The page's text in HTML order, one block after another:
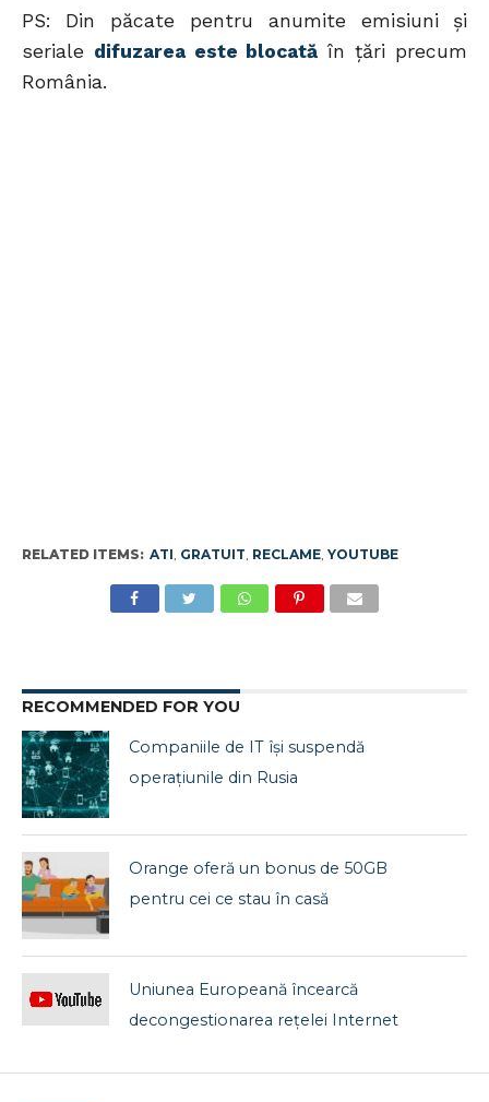
PS: Din păcate pentru anumite emisiuni şi
seriale difuzarea este blocată în ţări precum
România.
RELATED ITEMS: ATI, GRATUIT, RECLAME, YOUTUBE
RECOMMENDED FOR YOU
Companiile de IT își suspendă
operațiunile din Rusia
Orange oferă un bonus de 50GB
pentru cei ce stau în casă
Uniunea Europeană încearcă
decongestionarea rețelei Internet